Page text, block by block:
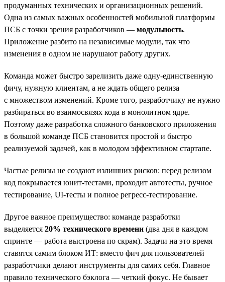
продуманных технических и организационных решений.
Одна из самых важных особенностей мобильной платформы
ПСБ с точки зрения разработчиков — модульность.
Приложение разбито на независимые модули, так что
изменения в одном не нарушают работу других.
Команда может быстро зарелизить даже одну-единственную
фичу, нужную клиентам, а не ждать общего релиза
с множеством изменений. Кроме того, разработчику не нужно
разбираться во взаимосвязях кода в монолитном ядре.
Поэтому даже разработка сложного банковского приложения
в большой команде ПСБ становится простой и быстро
реализуемой задачей, как в молодом эффективном стартапе.
Частые релизы не создают излишних рисков: перед релизом
код покрывается юнит-тестами, проходит автотесты, ручное
тестирование, UI-тесты и полное регресс-тестирование.
Другое важное преимущество: команде разработки
выделяется 20% технического времени (два дня в каждом
спринте — работа выстроена по скрам). Задачи на это время
ставятся самим блоком ИТ: вместо фич для пользователей
разработчики делают инструменты для самих себя. Главное
правило технического бэклога — четкий фокус. Не бывает